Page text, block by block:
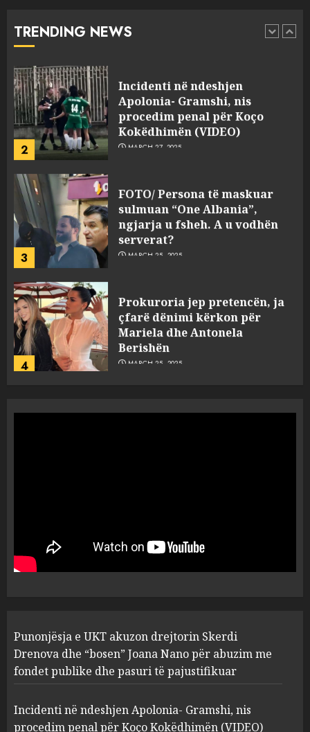
TRENDING NEWS
1
pasuri të pajustifikuar
2
Incidenti në ndeshjen
Apolonia- Gramshi, nis
procedim penal për Koço
Kokëdhimën (VIDEO)
MARCH 27, 2025
3
FOTO/ Persona të maskuar
sulmuan “One Albania”,
ngjarja u fsheh. A u vodhën
serverat?
MARCH 25, 2025
4
Prokuroria jep pretencën, ja
çfarë dënimi kërkon për
Mariela dhe Antonela
Berishën
MARCH 25, 2025
1
“bosen” Joana Nano për
abuzim me fondet publike dhe
pasuri të pajustifikuar
2
Apolonia- Gramshi, nis
procedim penal për Koço
Kokëdhimën (VIDEO)
MARCH 27, 2025
Punonjësja e UKT akuzon drejtorin Skerdi
Drenova dhe “bosen” Joana Nano për abuzim me
fondet publike dhe pasuri të pajustifikuar
Incidenti në ndeshjen Apolonia- Gramshi, nis
procedim penal për Koço Kokëdhimën (VIDEO)